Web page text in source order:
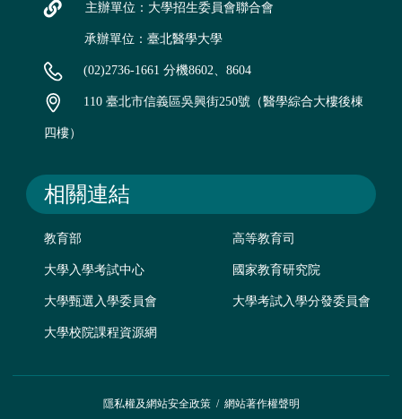
主辦單位：大學招生委員會聯合會
承辦單位：臺北醫學大學
(02)2736-1661 分機8602、8604
110 臺北市信義區吳興街250號（醫學綜合大樓後棟
四樓）
相關連結
教育部 高等教育司
大學入學考試中心 國家教育研究院
大學甄選入學委員會 大學考試入學分發委員會
大學校院課程資源網
隱私權及網站安全政策/ 網站著作權聲明